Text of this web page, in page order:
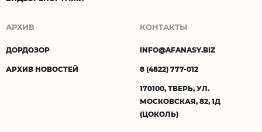
АРХИВ
ДОРДОЗОР
АРХИВ НОВОСТЕЙ
КОНТАКТЫ
INFO@AFANASY.BIZ
8 (4822) 777-012
170100, ТВЕРЬ, УЛ.
МОСКОВСКАЯ, 82, 1Д
(ЦОКОЛЬ)